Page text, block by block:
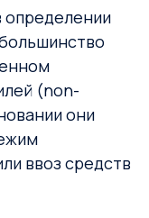
определении
(non-
они
ввоз средств